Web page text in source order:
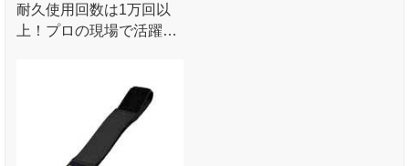
耐久使用回数は1万回以
上！プロの現場で活躍す